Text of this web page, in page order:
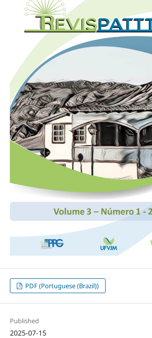
PDF (Portuguese (Brazil))
Published
2025-07-15